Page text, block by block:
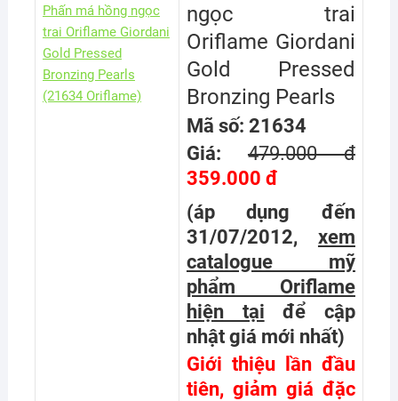
ngọc trai
Oriflame Giordani
Gold Pressed
Bronzing Pearls
Mã số: 21634
Giá: 479.000 đ
359.000 đ
(áp dụng đến
31/07/2012, xem
catalogue mỹ
phẩm Oriflame
hiện tại
để cập
nhật giá mới nhất)
Giới thiệu lần đầu
tiên, giảm giá đặc